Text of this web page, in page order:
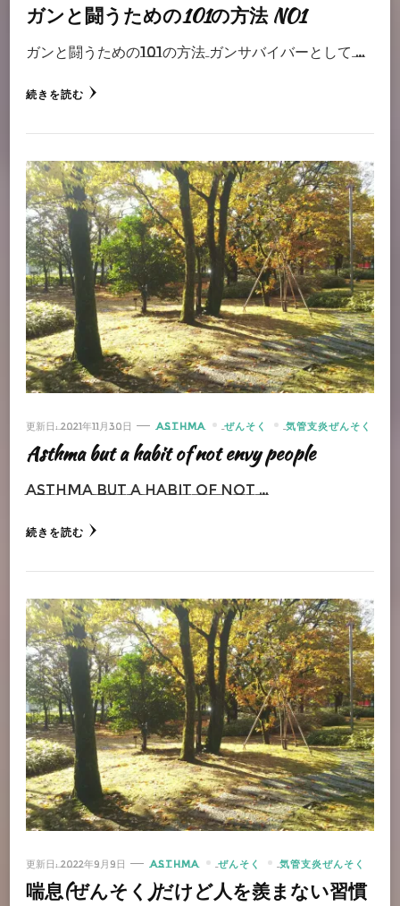
ガンと闘うための101の方法 NO1
ガンと闘うための101の方法 ガンサバイバーとして …
続きを読む
更新日:2021年11月30日 ASTHMA ぜんそく 気管支炎ぜんそく
Asthma but a habit of not envy people
Asthma but a habit of not …
続きを読む
更新日:2022年9月9日 ASTHMA ぜんそく 気管支炎ぜんそく
喘息(ぜんそく)だけど人を羨まない習慣